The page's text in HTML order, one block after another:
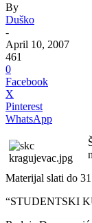
By
Duško
-
April 10, 2007
461
0
Facebook
X
Pinterest
WhatsApp
Materijal slati do
“STUDENTSKI